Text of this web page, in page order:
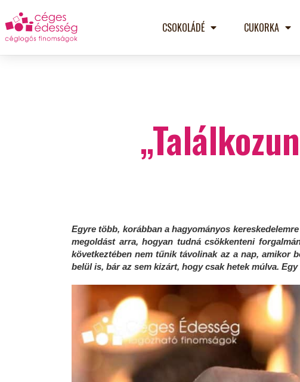
CSOKOLÁDÉ CUKORKA
Egyre több, korábban a hagyományos
megoldást arra, hogyan tudná csökkenteni
következtében nem tűnik távolinak az a nap, amikor
belül is, bár az sem kizárt, hogy csak hetek múlva.